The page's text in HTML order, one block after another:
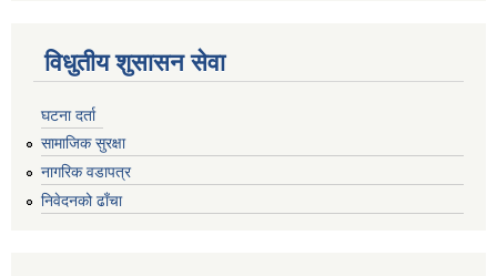
विधुतीय शुसासन सेवा
घटना दर्ता
सामाजिक सुरक्षा
नागरिक वडापत्र
निवेदनको ढाँचा